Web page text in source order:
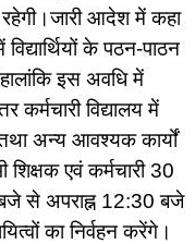
जारी आदेश में कहा
के पठन-पाठन
इस अवधि में
कर्मचारी विद्यालय में
अन्य आवश्यक कार्यों
एवं कर्मचारी 30
से अपराह्न 12:30 बजे
का निर्वहन करेंगे।